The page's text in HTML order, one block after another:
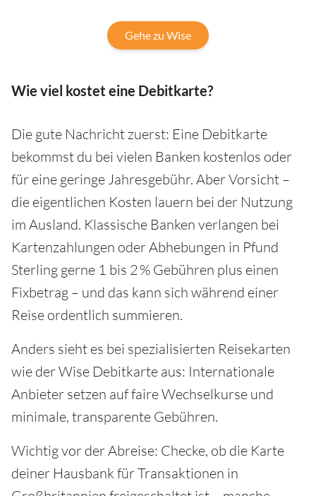
Gehe zu Wise
Wie viel kostet eine Debitkarte?
Die gute Nachricht zuerst: Eine Debitkarte
bekommst du bei vielen Banken kostenlos oder
für eine geringe Jahresgebühr. Aber Vorsicht –
die eigentlichen Kosten lauern bei der Nutzung
im Ausland. Klassische Banken verlangen bei
Kartenzahlungen oder Abhebungen in Pfund
Sterling gerne 1 bis 2 % Gebühren plus einen
Fixbetrag – und das kann sich während einer
Reise ordentlich summieren.
Anders sieht es bei spezialisierten Reisekarten
wie der Wise Debitkarte aus: Internationale
Anbieter setzen auf faire Wechselkurse und
minimale, transparente Gebühren.
Wichtig vor der Abreise: Checke, ob die Karte
deiner Hausbank für Transaktionen in